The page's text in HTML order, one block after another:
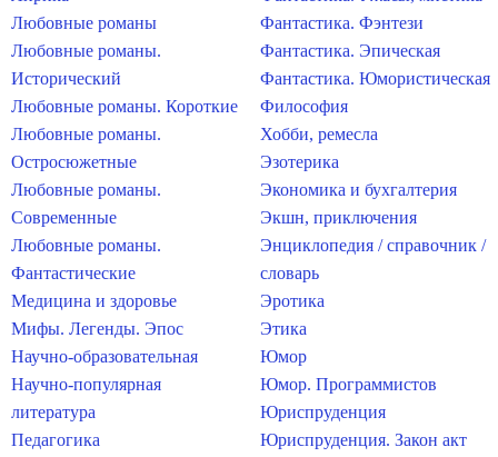
Любовные романы
Любовные романы.
Исторический
Любовные романы. Короткие
Любовные романы.
Остросюжетные
Любовные романы.
Современные
Любовные романы.
Фантастические
Медицина и здоровье
Мифы. Легенды. Эпос
Научно-образовательная
Научно-популярная
литература
Педагогика
Фантастика. Фэнтези
Фантастика. Эпическая
Фантастика. Юмористическая
Философия
Хобби, ремесла
Эзотерика
Экономика и бухгалтерия
Экшн, приключения
Энциклопедия / справочник /
словарь
Эротика
Этика
Юмор
Юмор. Программистов
Юриспруденция
Юриспруденция. Закон акт